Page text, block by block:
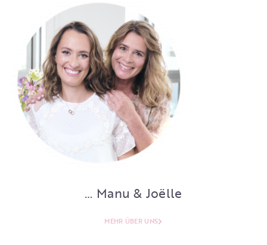
… Manu & Joëlle
MEHR ÜBER UNS